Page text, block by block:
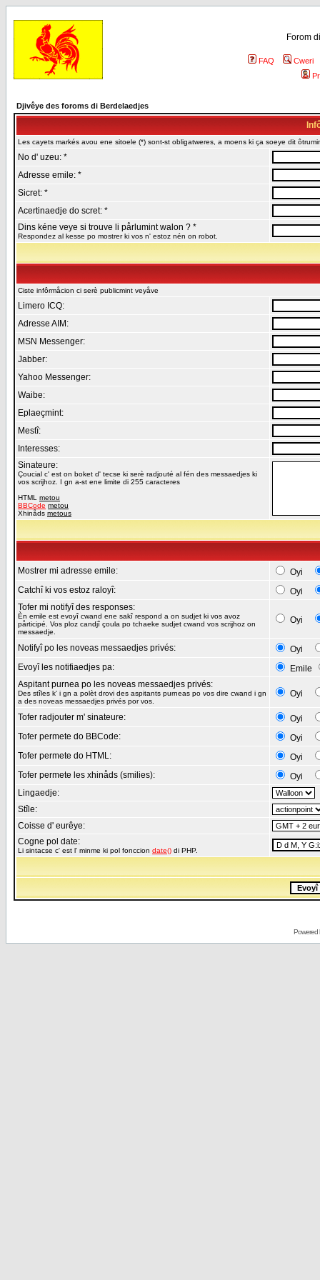
Forom
FAQ
Cweri
Djivêye des foroms di Berdelaedjes
Les cayets markés avou ene sitoele (*) sont-st obligatweres, a moens ki ça soeye dit
No d' uzeu: *
Adresse emile: *
Sicret: *
Acertinaedje do scret: *
Dins kéne veye si trouve li pårlumint walon ? *
Respondez al kesse po mostrer ki vos n' estoz nén on robot.
Ciste infôrmåcion ci serè publicmint veyåve
Limero ICQ:
Adresse AIM:
MSN Messenger:
Jabber:
Yahoo Messenger:
Waibe:
Eplaeçmint:
Mestî:
Interesses:
Sinateure:
Çoucial c' est on boket d' tecse ki serè radjouté al fén des messaedjes ki
vos scrijhoz. I gn a-st ene limite di 255 caracteres
HTML metou
BBCode metou
Xhinåds metous
Mostrer mi adresse emile:
Oyi
Catchî ki vos estoz raloyî:
Oyi
Tofer mi notifyî des responses:
Èn emile est evoyî cwand ene sakî respond a on sudjet ki vos avoz
pårticipé. Vos ploz candjî çoula po tchaeke sudjet cwand vos scrijhoz on
messaedje.
Oyi
Notifyî po les noveas messaedjes privés:
Oyi
Evoyî les notifiaedjes pa:
Emile
Aspitant purnea po les noveas messaedjes privés:
Des stîles k' i gn a polèt drovi des aspitants purneas po vos dire cwand i gn
a des noveas messaedjes privés por vos.
Oyi
Tofer radjouter m' sinateure:
Oyi
Tofer permete do BBCode:
Oyi
Tofer permete do HTML:
Oyi
Tofer permete les xhinåds (smilies):
Oyi
Lingaedje:
Stîle:
Coisse d' eurêye:
Cogne pol date:
Li sintacse c' est l' minme ki pol fonccion date() di PHP.
Powered